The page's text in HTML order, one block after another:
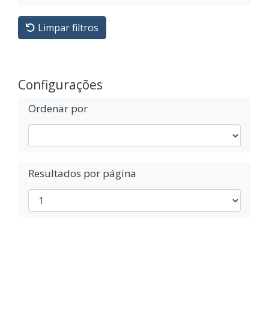
Limpar filtros
Configurações
Ordenar por
Resultados por página